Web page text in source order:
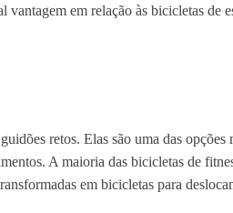
em relação às bicicletas de
retos. Elas são uma das opções
A maioria das bicicletas de
em bicicletas para